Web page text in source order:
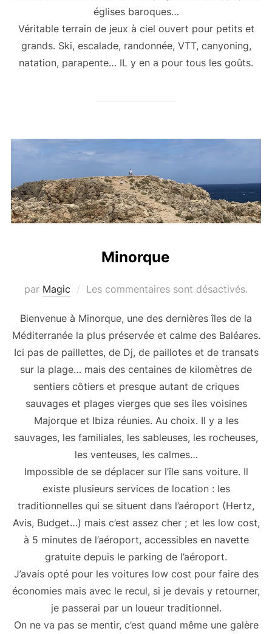
églises baroques…
Véritable terrain de jeux à ciel ouvert pour petits et
grands. Ski, escalade, randonnée, VTT, canyoning,
natation, parapente… IL y en a pour tous les goûts.
Minorque
par Magic Les commentaires sont désactivés.
Bienvenue à Minorque, une des dernières îles de la
Méditerranée la plus préservée et calme des Baléares.
Ici pas de paillettes, de Dj, de paillotes et de transats
sur la plage… mais des centaines de kilomètres de
sentiers côtiers et presque autant de criques
sauvages et plages vierges que ses îles voisines
Majorque et Ibiza réunies. Au choix. Il y a les
sauvages, les familiales, les sableuses, les rocheuses,
les venteuses, les calmes…
Impossible de se déplacer sur l’île sans voiture. Il
existe plusieurs services de location : les
traditionnelles qui se situent dans l’aéroport (Hertz,
Avis, Budget…) mais c’est assez cher ; et les low cost,
à 5 minutes de l’aéroport, accessibles en navette
gratuite depuis le parking de l’aéroport.
J’avais opté pour les voitures low cost pour faire des
économies mais avec le recul, si je devais y retourner,
je passerai par un loueur traditionnel.
On ne va pas se mentir, c’est quand même une galère